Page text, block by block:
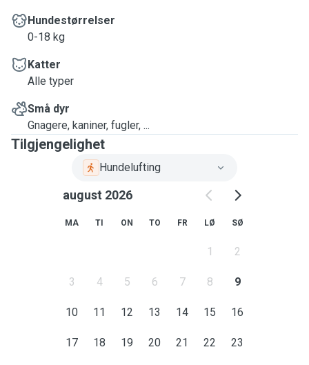
Hundestørrelser
0-18 kg
Katter
Alle typer
Små dyr
Gnagere, kaniner, fugler, ...
Tilgjengelighet
Hundelufting
august 2026
MA TI ON TO FR LØ SØ
1 2
3 4 5 6 7 8 9
10 11 12 13 14 15 16
17 18 19 20 21 22 23